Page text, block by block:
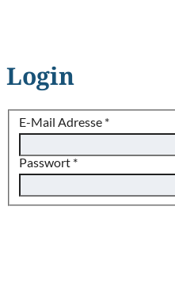
Login
E-Mail Adresse *
Passwort *